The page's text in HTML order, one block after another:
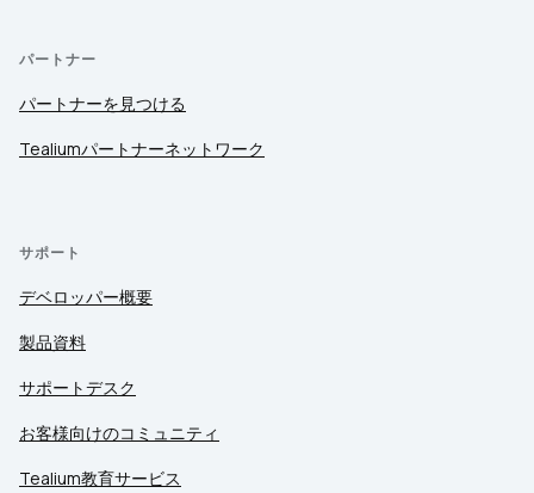
パートナー
パートナーを見つける
Tealiumパートナーネットワーク
サポート
デベロッパー概要
製品資料
サポートデスク
お客様向けのコミュニティ
Tealium教育サービス